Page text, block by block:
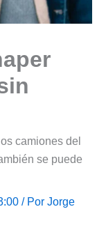
camiones del
se puede
/ Por Jorge